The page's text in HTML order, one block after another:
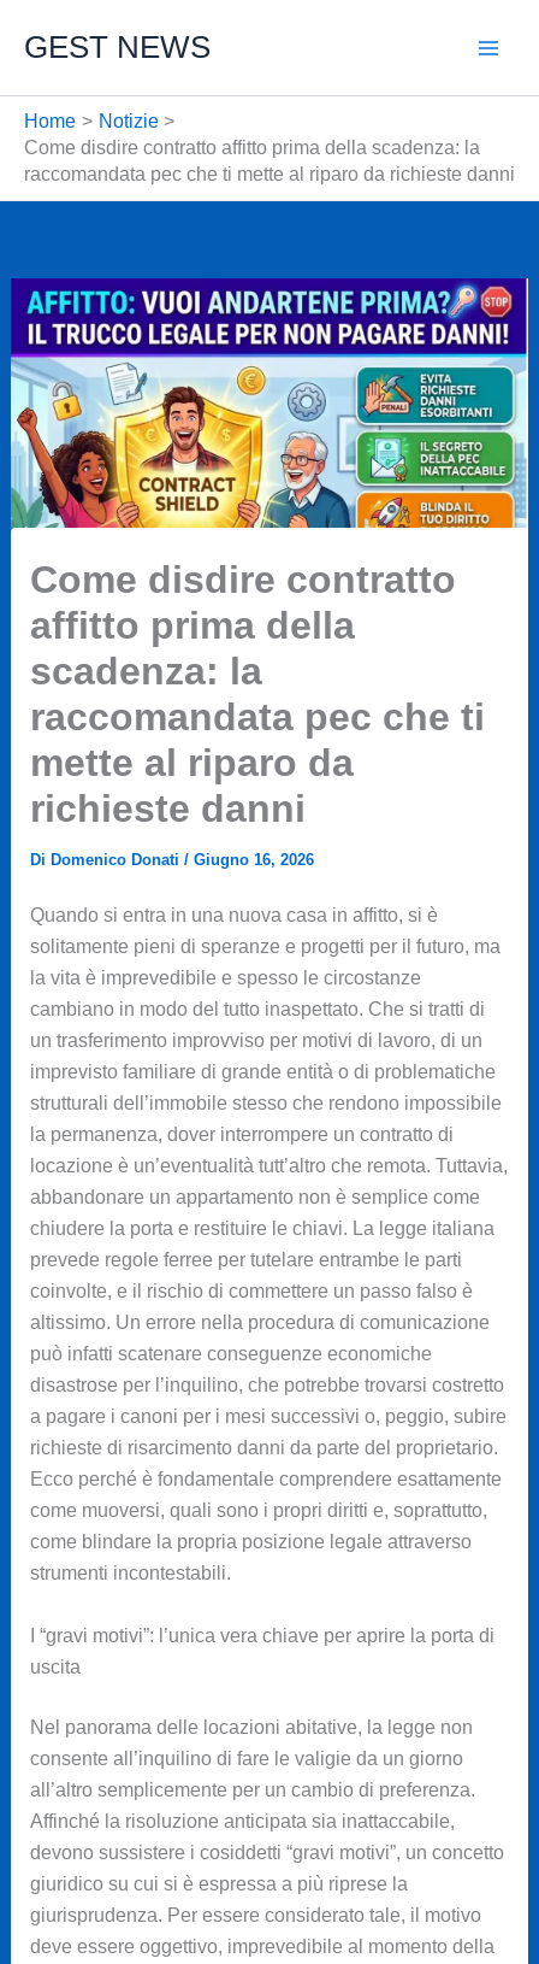
GEST NEWS
Home
Notizie
Come disdire contratto affitto prima della scadenza: la
raccomandata pec che ti mette al riparo da richieste danni
Come disdire contratto
affitto prima della
scadenza: la
raccomandata pec che ti
mette al riparo da
richieste danni
Di Domenico Donati / Giugno 16, 2026
Quando si entra in una nuova casa in affitto, si è
solitamente pieni di speranze e progetti per il futuro, ma
la vita è imprevedibile e spesso le circostanze
cambiano in modo del tutto inaspettato. Che si tratti di
un trasferimento improvviso per motivi di lavoro, di un
imprevisto familiare di grande entità o di problematiche
strutturali dell’immobile stesso che rendono impossibile
la permanenza, dover interrompere un contratto di
locazione è un’eventualità tutt’altro che remota. Tuttavia,
abbandonare un appartamento non è semplice come
chiudere la porta e restituire le chiavi. La legge italiana
prevede regole ferree per tutelare entrambe le parti
coinvolte, e il rischio di commettere un passo falso è
altissimo. Un errore nella procedura di comunicazione
può infatti scatenare conseguenze economiche
disastrose per l’inquilino, che potrebbe trovarsi costretto
a pagare i canoni per i mesi successivi o, peggio, subire
richieste di risarcimento danni da parte del proprietario.
Ecco perché è fondamentale comprendere esattamente
come muoversi, quali sono i propri diritti e, soprattutto,
come blindare la propria posizione legale attraverso
strumenti incontestabili.
I “gravi motivi”: l’unica vera chiave per aprire la porta di
uscita
Nel panorama delle locazioni abitative, la legge non
consente all’inquilino di fare le valigie da un giorno
all’altro semplicemente per un cambio di preferenza.
Affinché la risoluzione anticipata sia inattaccabile,
devono sussistere i cosiddetti “gravi motivi”, un concetto
giuridico su cui si è espressa a più riprese la
giurisprudenza. Per essere considerato tale, il motivo
deve essere oggettivo, imprevedibile al momento della